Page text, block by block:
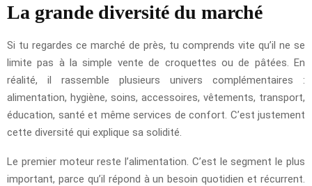
La grande diversité du marché
Si tu regardes ce marché de près, tu comprends vite qu’il ne se
limite pas à la simple vente de croquettes ou de pâtées. En
réalité, il rassemble plusieurs univers complémentaires :
alimentation, hygiène, soins, accessoires, vêtements, transport,
éducation, santé et même services de confort. C’est justement
cette diversité qui explique sa solidité.
Le premier moteur reste l’alimentation. C’est le segment le plus
important, parce qu’il répond à un besoin quotidien et récurrent.